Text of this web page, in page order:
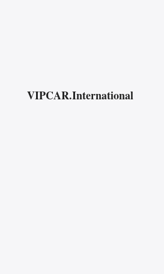
VIPCAR.International